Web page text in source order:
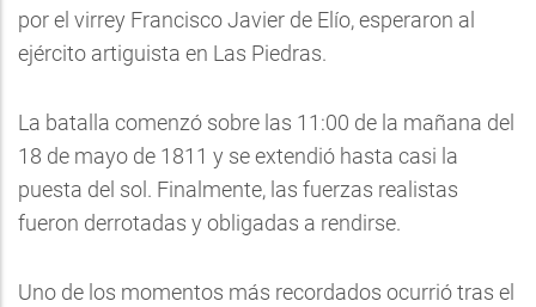
por el virrey Francisco Javier de Elío, esperaron al
ejército artiguista en Las Piedras.
La batalla comenzó sobre las 11:00 de la mañana del
18 de mayo de 1811 y se extendió hasta casi la
puesta del sol. Finalmente, las fuerzas realistas
fueron derrotadas y obligadas a rendirse.
Uno de los momentos más recordados ocurrió tras el